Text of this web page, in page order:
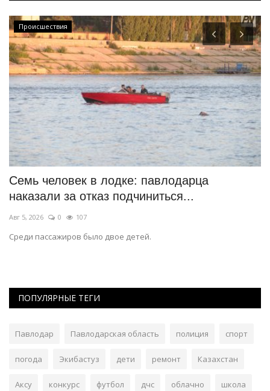
Происшествия
Семь человек в лодке: павлодарца
наказали за отказ подчиниться...
Авг 5, 2026 0 107
Среди пассажиров было двое детей.
ПОПУЛЯРНЫЕ ТЕГИ
Павлодар Павлодарская область полиция спорт
погода Экибастуз дети ремонт Казахстан
Аксу конкурс футбол дчс облачно школа